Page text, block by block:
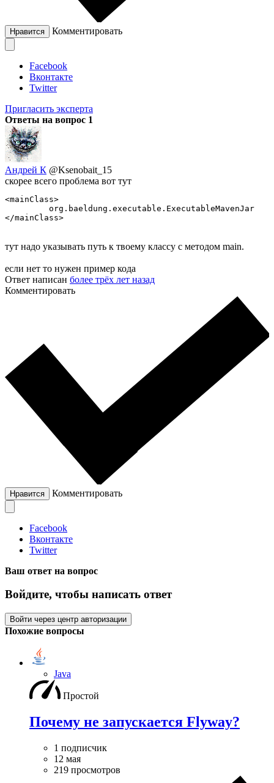
Нравится Комментировать
Facebook
Вконтакте
Twitter
Пригласить эксперта
Ответы на вопрос 1
Андрей К @Ksenobait_15
скорее всего проблема вот тут
<mainClass>
         org.baeldung.executable.ExecutableMavenJar
</mainClass>
тут надо указывать путь к твоему классу с методом main.
если нет то нужен пример кода
Ответ написан более трёх лет назад
Комментировать
Нравится Комментировать
Facebook
Вконтакте
Twitter
Ваш ответ на вопрос
Войдите, чтобы написать ответ
Войти через центр авторизации
Похожие вопросы
Java
Простой
Почему не запускается Flyway?
1 подписчик
12 мая
219 просмотров